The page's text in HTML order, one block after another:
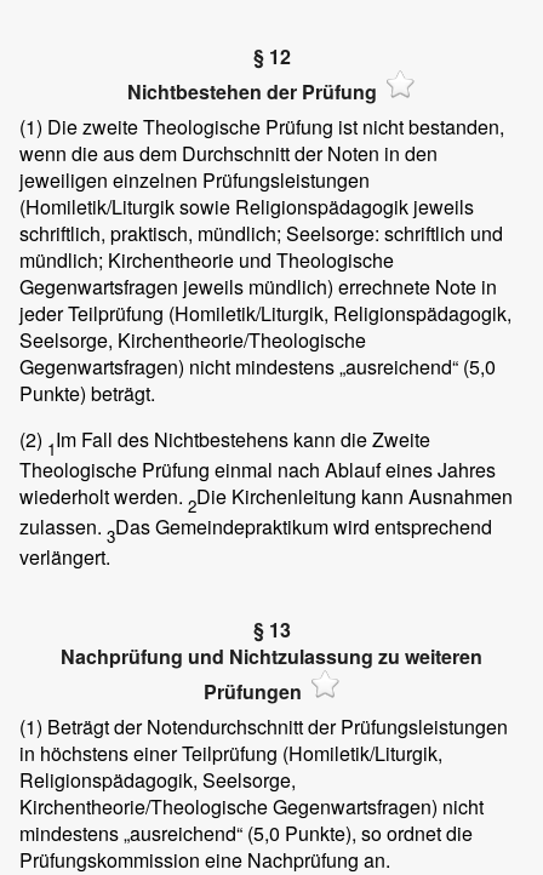
§ 12
Nichtbestehen der Prüfung
(1) Die zweite Theologische Prüfung ist nicht bestanden,
wenn die aus dem Durchschnitt der Noten in den
jeweiligen einzelnen Prüfungsleistungen
(Homiletik/Liturgik sowie Religionspädagogik jeweils
schriftlich, praktisch, mündlich; Seelsorge: schriftlich und
mündlich; Kirchentheorie und Theologische
Gegenwartsfragen jeweils mündlich) errechnete Note in
jeder Teilprüfung (Homiletik/Liturgik, Religionspädagogik,
Seelsorge, Kirchentheorie/Theologische
Gegenwartsfragen) nicht mindestens „ausreichend“ (5,0
Punkte) beträgt.
(2) 1Im Fall des Nichtbestehens kann die Zweite
Theologische Prüfung einmal nach Ablauf eines Jahres
wiederholt werden. 2Die Kirchenleitung kann Ausnahmen
zulassen. 3Das Gemeindepraktikum wird entsprechend
verlängert.
§ 13
Nachprüfung und Nichtzulassung zu weiteren
Prüfungen
(1) Beträgt der Notendurchschnitt der Prüfungsleistungen
in höchstens einer Teilprüfung (Homiletik/Liturgik,
Religionspädagogik, Seelsorge,
Kirchentheorie/Theologische Gegenwartsfragen) nicht
mindestens „ausreichend“ (5,0 Punkte), so ordnet die
Prüfungskommission eine Nachprüfung an.